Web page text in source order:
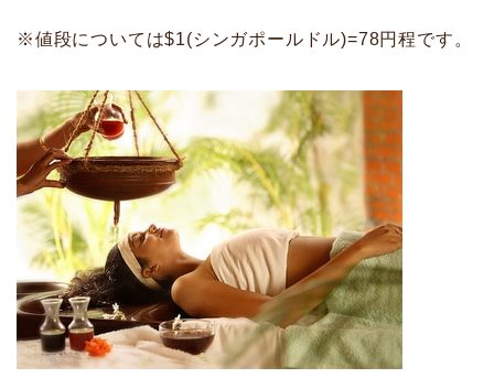
※値段については$1(シンガポールドル)=78円程です。